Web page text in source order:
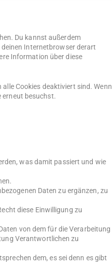
Du kannst außerdem
Internetbrowser derart
Information über diese
Cookies deaktiviert sind. Wenn
erneut besuchst.
was damit passiert und wie
Daten zu ergänzen, zu
diese Einwilligung zu
von dem für die Verarbeitung
Verantwortlichen zu
dem, es sei denn es gibt